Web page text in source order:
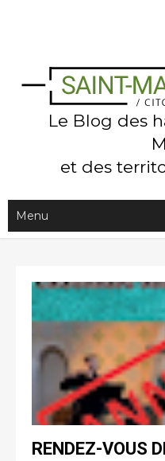
Le Blog des
et des
RENDEZ-VOUS